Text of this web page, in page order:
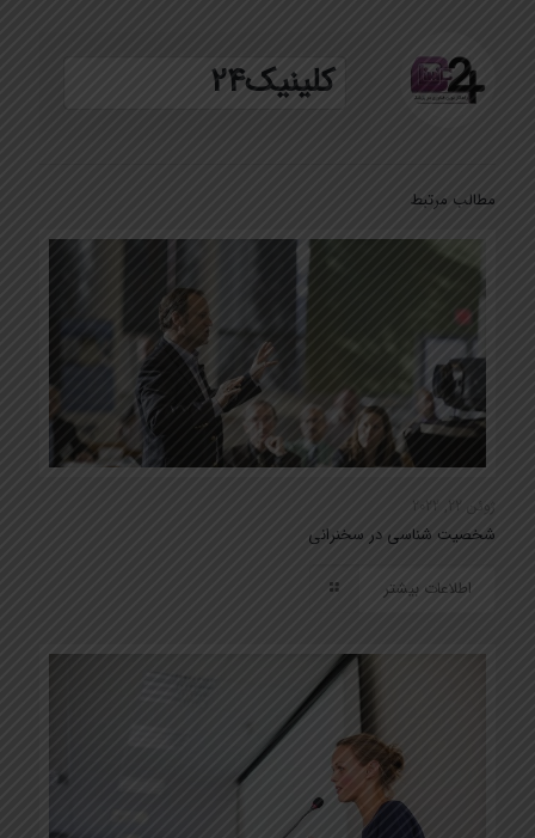
کلینیک24
مطالب مرتبط
ژوئن 22, 2022
شخصیت شناسی در سخنرانی
اطلاعات بیشتر